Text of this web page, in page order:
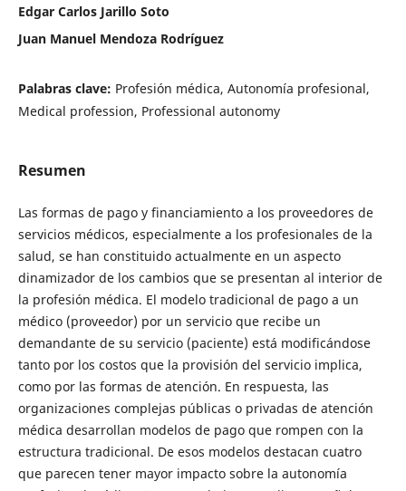
Edgar Carlos Jarillo Soto
Juan Manuel Mendoza Rodríguez
Palabras clave: Profesión médica, Autonomía profesional,
Medical profession, Professional autonomy
Resumen
Las formas de pago y financiamiento a los proveedores de
servicios médicos, especialmente a los profesionales de la
salud, se han constituido actualmente en un aspecto
dinamizador de los cambios que se presentan al interior de
la profesión médica. El modelo tradicional de pago a un
médico (proveedor) por un servicio que recibe un
demandante de su servicio (paciente) está modificándose
tanto por los costos que la provisión del servicio implica,
como por las formas de atención. En respuesta, las
organizaciones complejas públicas o privadas de atención
médica desarrollan modelos de pago que rompen con la
estructura tradicional. De esos modelos destacan cuatro
que parecen tener mayor impacto sobre la autonomía